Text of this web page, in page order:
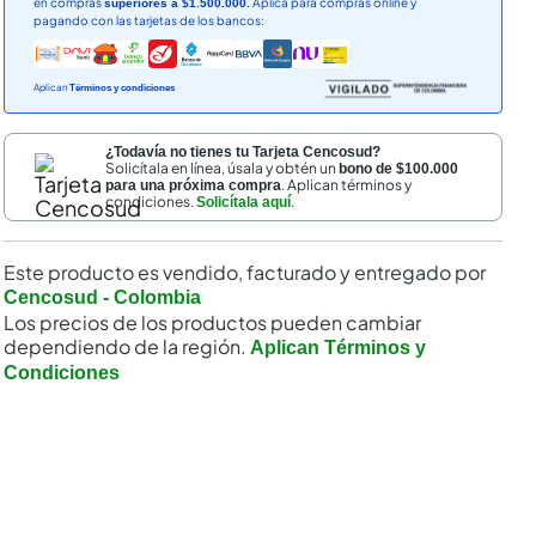
superiores a $1.500.000.
pagando con las tarjetas de los bancos:
Aplican Términos y condiciones
¿Todavía no tienes tu Tarjeta Cencosud?
Solicítala en línea, úsala y obtén unbono de $100.000
para una próxima compra. Aplican términos y
condiciones.Solicítala aquí.
Este producto es vendido, facturado y entregado por
Cencosud - Colombia
Los precios de los productos pueden cambiar
dependiendo de la región. Aplican Términos y
Condiciones